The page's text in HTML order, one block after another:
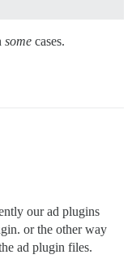
some cases.
our ad plugins
or the other way
ad plugin files.